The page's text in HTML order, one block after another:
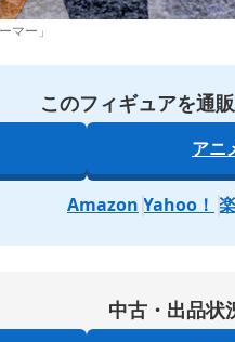
マー」
このフィギュアを通
アニ
Amazon Yahoo！
中古・出品状